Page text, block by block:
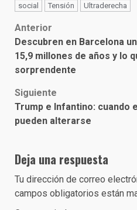
social
Tensión Ultraderecha
Post
navigation
Anterior
Descubren en Barcelona
15,9 millones de años y lo
sorprendente
Siguiente
Trump e Infantino: cuando
pueden alterarse
Deja una respuesta
Tu dirección de correo
campos obligatorios están